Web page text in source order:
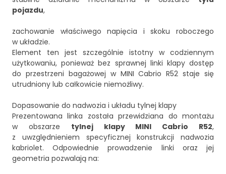
pojazdu,
zachowanie właściwego napięcia i skoku roboczego
w układzie.
Element ten jest szczególnie istotny w codziennym
użytkowaniu, ponieważ bez sprawnej linki klapy dostęp
do przestrzeni bagażowej w MINI Cabrio R52 staje się
utrudniony lub całkowicie niemożliwy.
Dopasowanie do nadwozia i układu tylnej klapy
Prezentowana linka została przewidziana do montażu
w obszarze tylnej klapy MINI Cabrio R52,
z uwzględnieniem specyficznej konstrukcji nadwozia
kabriolet. Odpowiednie prowadzenie linki oraz jej
geometria pozwalają na: